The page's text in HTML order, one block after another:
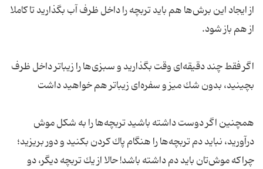
از ایجاد این برش‌ها هم باید تربچه را داخل ظرف آب بگذارید تا كاملا
اگر فقط چند دقیقه‌ای وقت بگذارید و سبزی‌ها را زیباتر داخل ظرف
همچنین اگر دوست داشته باشید تربچه‌ها را به شكل موش
درآورید، نباید دم تربچه‌ها را هنگام پاك كردن بكنید و دور بریزید؛
چراكه موش‌تان باید دم داشته باشد! حالا از یك تربچه دیگر، دو